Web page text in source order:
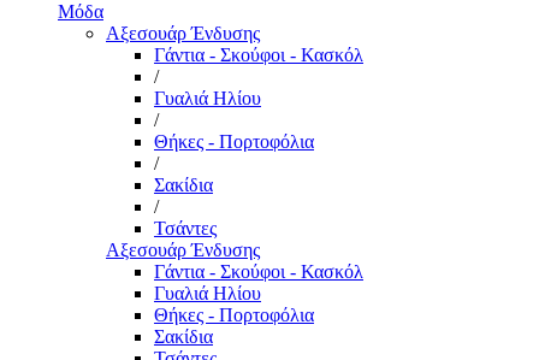
Μόδα
Αξεσουάρ Ένδυσης
Γάντια - Σκούφοι - Κασκόλ
/
Γυαλιά Ηλίου
/
Θήκες - Πορτοφόλια
/
Σακίδια
/
Τσάντες
Αξεσουάρ Ένδυσης
Γάντια - Σκούφοι - Κασκόλ
Γυαλιά Ηλίου
Θήκες - Πορτοφόλια
Σακίδια